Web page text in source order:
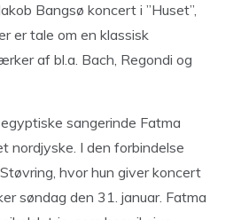
Bangsø koncert i ”Huset”,
er tale om en klassisk
af bl.a. Bach, Regondi og
sangerinde Fatma
nordjyske. I den forbindelse
hvor hun giver koncert
søndag den 31. januar. Fatma